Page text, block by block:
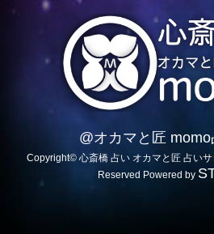
@オカマと匠
Copyright© 心斎橋 占い オカマと匠 占い
Reserved Powered by